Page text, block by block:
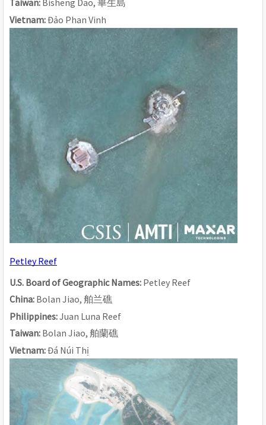
畢生島
Vietnam: Đảo Phan Vinh
Petley Reef
U.S. Board of Geographic Names: Petley Reef
China: Bolan Jiao, 舶兰礁
Philippines: Juan Luna Reef
Taiwan: Bolan Jiao, 舶蘭礁
Vietnam: Đá Núi Thị